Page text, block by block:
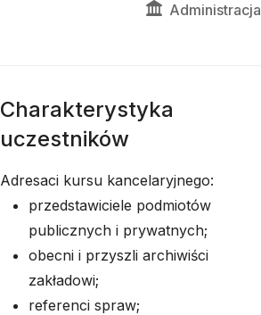
Administracja
Charakterystyka
uczestników
Adresaci kursu kancelaryjnego:
przedstawiciele podmiotów
publicznych i prywatnych;
obecni i przyszli archiwiści
zakładowi;
referenci spraw;